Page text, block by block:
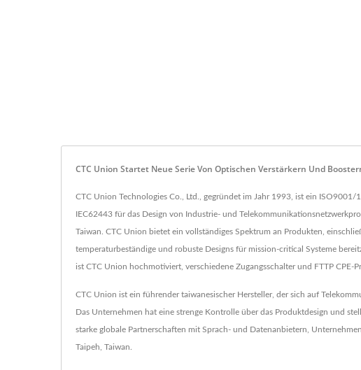
CTC Union Startet Neue Serie Von Optischen Verstärkern Und
CTC Union Technologies Co., Ltd., gegründet im Jahr 1993, ist ein
IEC62443 für das Design von Industrie- und
Taiwan. CTC Union bietet ein vollständiges Spektrum an Produkten,
temperaturbeständige und robuste Designs für mission-critical Systeme
ist CTC Union hochmotiviert, verschiedene Zugangsschalter und FTTP CPE-
CTC Union ist ein führender taiwanesischer Hersteller, der sich auf
Das Unternehmen hat eine strenge Kontrolle über das Produktdesign und
starke globale Partnerschaften mit Sprach- und Datenanbietern,
Taipeh, Taiwan.